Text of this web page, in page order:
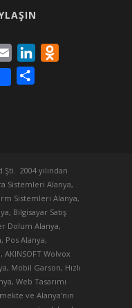
Email LinkedIn
2004 yılından
Sistemleri Alanya,
Sistemleri Alanya,
Bilgisayar Satış
Dolum Alanya,
Pos Alanya,
AKINSOFT Wolvox
Mobil Garson, Hızlı
Web Tasarımı
ve Alanya'nın